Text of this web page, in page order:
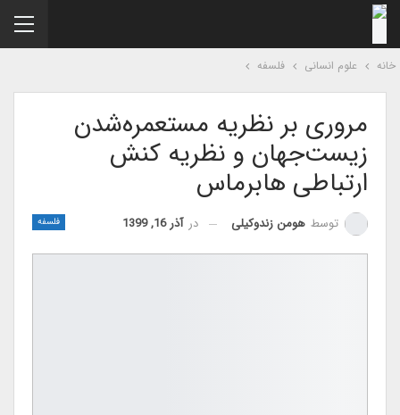
علوم انسانی فلسفه
مروری بر نظریه مستعمره‌شدن
زیست‌جهان و نظریه کنش
ارتباطی هابرماس
فلسفه توسطهومن زندوکیلی درآذر 16, 1399